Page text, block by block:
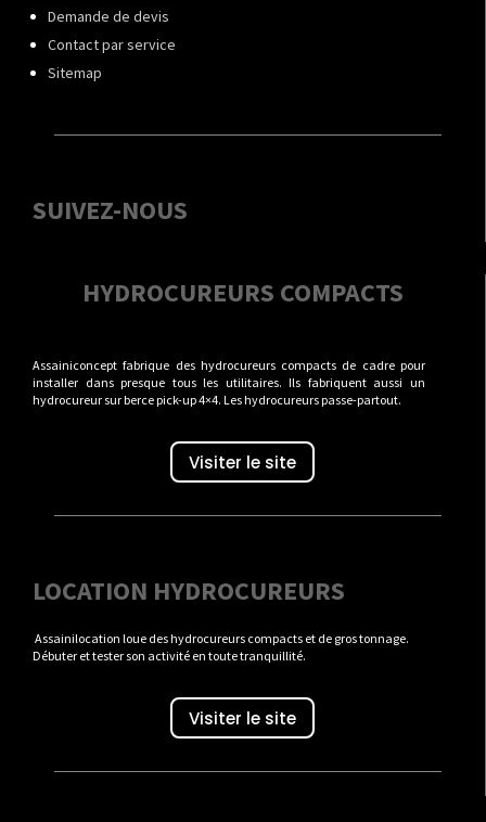
Demande de devis
Contact par service
Sitemap
SUIVEZ-NOUS
HYDROCUREURS COMPACTS
Assainiconcept fabrique des hydrocureurs compacts de cadre pour
installer dans presque tous les utilitaires. Ils fabriquent aussi un
hydrocureur sur berce pick-up 4×4. Les hydrocureurs passe-partout.
Visiter le site
LOCATION HYDROCUREURS
Assainilocation loue des hydrocureurs compacts et de gros tonnage.
Débuter et tester son activité en toute tranquillité.
Visiter le site